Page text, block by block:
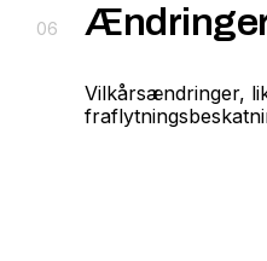
06
Vilkårsændringer,